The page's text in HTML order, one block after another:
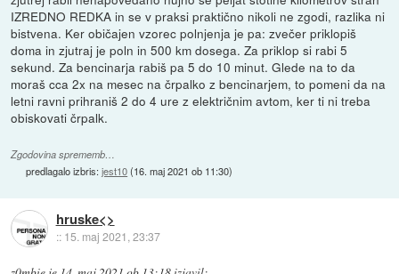
IZREDNO REDKA in se v praksi praktično nikoli ne zgodi, razlika ni
bistvena. Ker običajen vzorec polnjenja je pa: zvečer priklopiš
doma in zjutraj je poln in 500 km dosega. Za priklop si rabi 5
sekund. Za bencinarja rabiš pa 5 do 10 minut. Glede na to da
moraš cca 2x na mesec na črpalko z bencinarjem, to pomeni da na
letni ravni prihraniš 2 do 4 ure z električnim avtom, ker ti ni treba
obiskovati črpalk.
Zgodovina sprememb…
predlagalo izbris:jest10(16. maj 2021 ob 11:30)
hruske<>
:: 15. maj 2021, 23:37